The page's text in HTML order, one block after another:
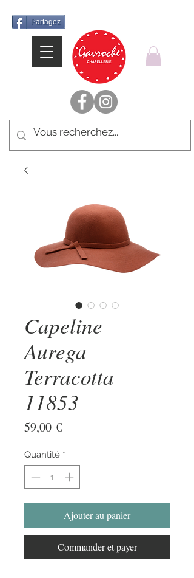
Partagez
Capeline
Aurega
Terracotta
11853
59,00 €Prix
Quantité *
Ajouter au panier
Commander et payer